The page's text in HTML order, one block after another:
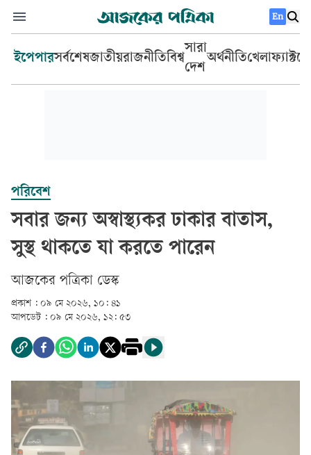
En
ইপেপারসর্বশেষজাতীয়রাজনীতিবিশ্ব
সারা
দেশ
অর্থনীতিখেলা
পরিবেশ
সবার জন্য অস্বাস্থ্যকর ঢাকার বাতাস,
সুস্থ থাকতে যা করতে পারেন
আজকের পত্রিকা ডেস্ক­
প্রকাশ : ০৯ মে ২০২৬, ১০: ৪১
আপডেট : ০৯ মে ২০২৬, ১২: ৫৩